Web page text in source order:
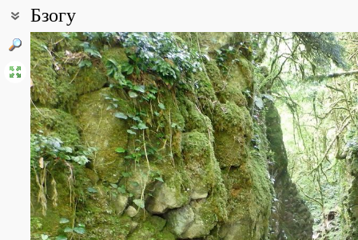
Бзогу
Coordinates:
43° 48′ 52″ N, 39° 42′ 53.52″ E (view at maps ofGoogle,
Point description:
Село расположено в долине р. Бзогу, чуть выше её впадения в
склоне горы находится группа дольменов.
All photos(4) Photos of plants & lichens(5)